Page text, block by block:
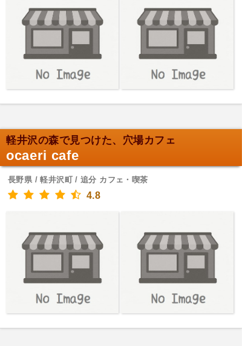
軽井沢の森で見つけた、穴場カフェ
ocaeri cafe
長野県 / 軽井沢町 / 追分 カフェ・喫茶
4.8